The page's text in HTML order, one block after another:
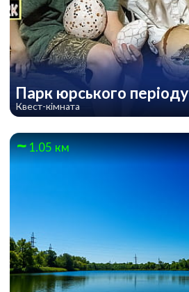
Парк юрського періоду
Квест-кімната
1.05 км